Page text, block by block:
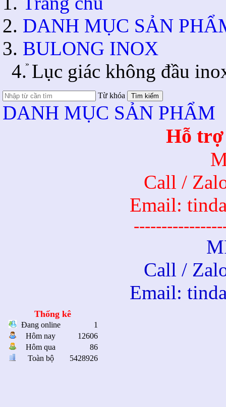
DANH MỤC SẢN
BULONG INOX
» Lục giác không đầu
Từ khóa Tìm kiếm
DANH MỤC SẢN PHẨM
Hỗ trợ
Call /
Email:
Call /
Email:
Thống kê
Đang online
1
Hôm nay
12606
Hôm qua
86
Toàn bộ
5428926